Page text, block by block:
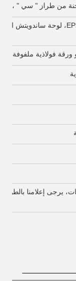
من طراز " سي " ،
فولاذية ملفوفة